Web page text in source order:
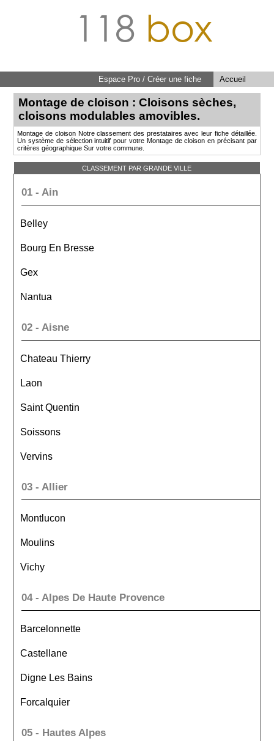
118 box
Accueil
Espace Pro / Créer une fiche
Montage de cloison : Cloisons sèches,
cloisons modulables amovibles.
Montage de cloison Notre classement des prestataires avec leur fiche détaillée.
Un système de sélection intuitif pour votre Montage de cloison en précisant par
critères géographique Sur votre commune.
CLASSEMENT PAR GRANDE VILLE
01 - Ain
Belley
Bourg En Bresse
Gex
Nantua
02 - Aisne
Chateau Thierry
Laon
Saint Quentin
Soissons
Vervins
03 - Allier
Montlucon
Moulins
Vichy
04 - Alpes De Haute Provence
Barcelonnette
Castellane
Digne Les Bains
Forcalquier
05 - Hautes Alpes